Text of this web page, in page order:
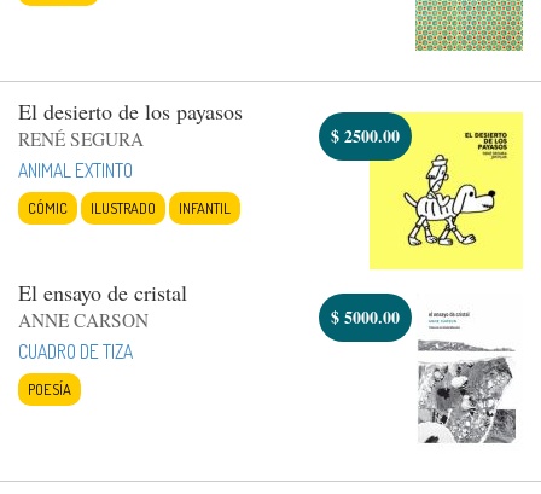
El desierto de los payasos
RENÉ SEGURA
ANIMAL EXTINTO
CÓMIC ILUSTRADO INFANTIL
$2500.00
El ensayo de cristal
ANNE CARSON
CUADRO DE TIZA
POESÍA
$5000.00